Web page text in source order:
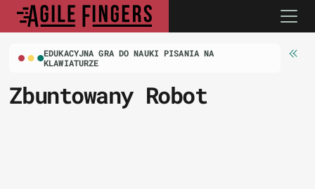
EDUKACYJNA GRA DO NAUKI PISANIA NA
KLAWIATURZE
Zbuntowany Robot